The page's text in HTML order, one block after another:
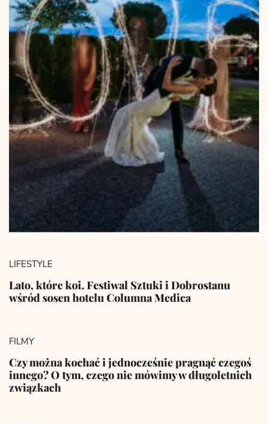
LIFESTYLE
Lato, które koi. Festiwal Sztuki i Dobrostanu
wśród sosen hotelu Columna Medica
FILMY
Czy można kochać i jednocześnie pragnąć czegoś
innego? O tym, czego nie mówimy w długoletnich
związkach